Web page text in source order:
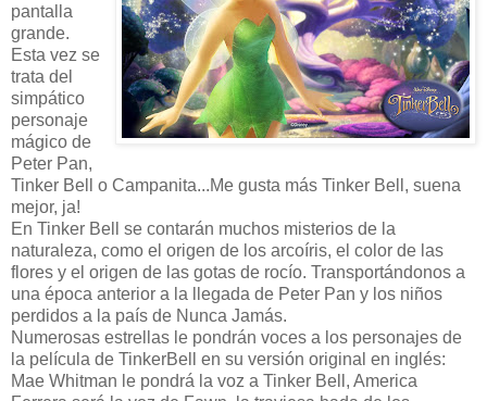
pantalla
grande.
Esta vez se
trata del
simpático
personaje
mágico de
Peter Pan,
Tinker Bell o Campanita...Me gusta más Tinker Bell, suena
mejor, ja!
En Tinker Bell se contarán muchos misterios de la
naturaleza, como el origen de los arcoíris, el color de las
flores y el origen de las gotas de rocío. Transportándonos a
una época anterior a la llegada de Peter Pan y los niños
perdidos a la país de Nunca Jamás.
Numerosas estrellas le pondrán voces a los personajes de
la película de TinkerBell en su versión original en inglés:
Mae Whitman le pondrá la voz a Tinker Bell, America